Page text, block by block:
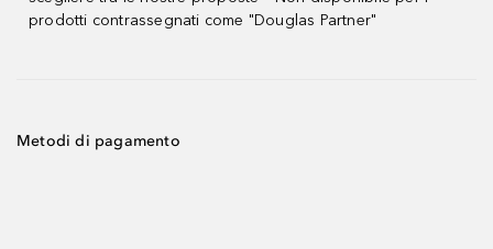
prodotti contrassegnati come "Douglas Partner"
Metodi di pagamento